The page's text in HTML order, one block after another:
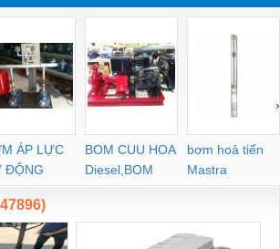
ÁP LỰC
ĐỘNG
BOM CUU HOA
Diesel,BOM
CHUA CHAY
bơm hoả tiển
Mastra
›